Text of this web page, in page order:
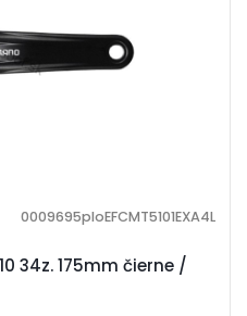
34z. 175mm čierne /
0009695ploEFCMT5101EXA4L